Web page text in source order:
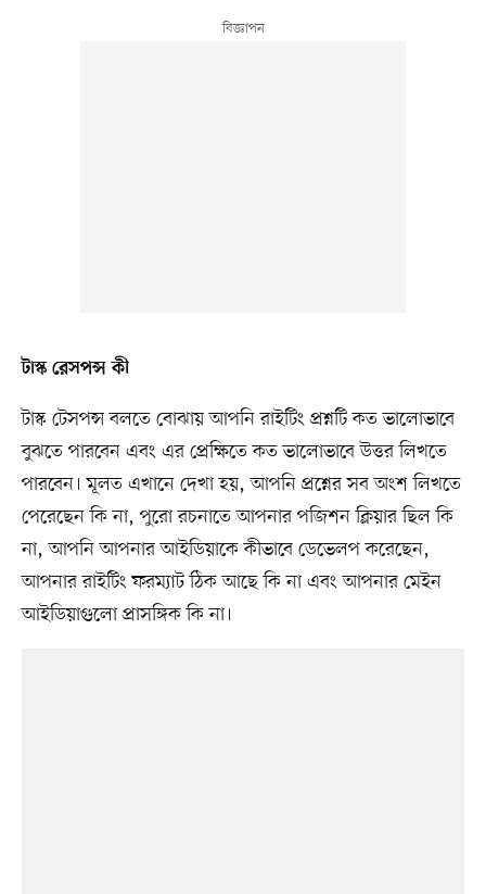
টাস্ক রেসপন্স কী
টাস্ক টেসপন্স বলতে বোঝায় আপনি রাইটিং প্রশ্নটি কত ভালোভাবে
বুঝতে পারবেন এবং এর প্রেক্ষিতে কত ভালোভাবে উত্তর লিখতে
পারবেন। মূলত এখানে দেখা হয়, আপনি প্রশ্নের সব অংশ লিখতে
পেরেছেন কি না, পুরো রচনাতে আপনার পজিশন ক্লিয়ার ছিল কি
না, আপনি আপনার আইডিয়াকে কীভাবে ডেভেলপ করেছেন,
আপনার রাইটিং ফরম্যাট ঠিক আছে কি না এবং আপনার মেইন
আইডিয়াগুলো প্রাসঙ্গিক কি না।